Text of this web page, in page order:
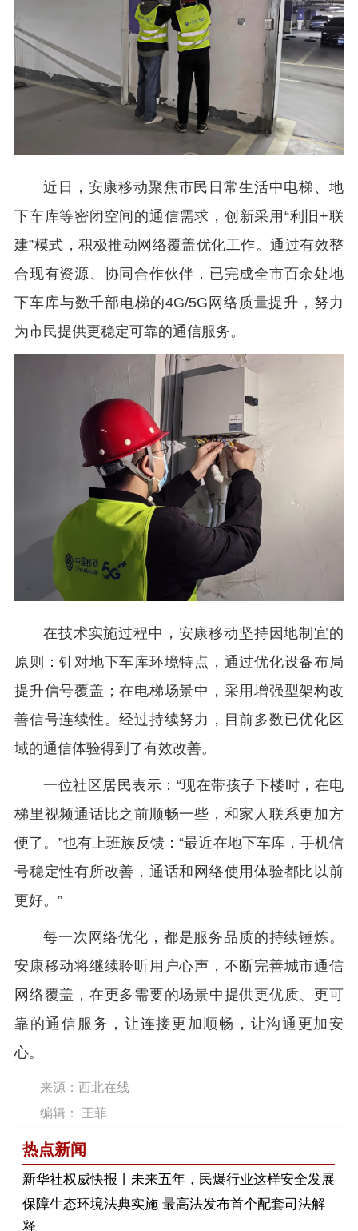
近日，安康移动聚焦市民日常生活中电梯、地
下车库等密闭空间的通信需求，创新采用“利旧+联
建”模式，积极推动网络覆盖优化工作。通过有效整
合现有资源、协同合作伙伴，已完成全市百余处地
下车库与数千部电梯的4G/5G网络质量提升，努力
为市民提供更稳定可靠的通信服务。
在技术实施过程中，安康移动坚持因地制宜的
原则：针对地下车库环境特点，通过优化设备布局
提升信号覆盖；在电梯场景中，采用增强型架构改
善信号连续性。经过持续努力，目前多数已优化区
域的通信体验得到了有效改善。
一位社区居民表示：“现在带孩子下楼时，在电
梯里视频通话比之前顺畅一些，和家人联系更加方
便了。”也有上班族反馈：“最近在地下车库，手机信
号稳定性有所改善，通话和网络使用体验都比以前
更好。”
每一次网络优化，都是服务品质的持续锤炼。
安康移动将继续聆听用户心声，不断完善城市通信
网络覆盖，在更多需要的场景中提供更优质、更可
靠的通信服务，让连接更加顺畅，让沟通更加安
心。
来源：西北在线
编辑： 王菲
热点新闻
​新华社权威快报丨未来五年，民爆行业这样安全发展
保障生态环境法典实施 最高法发布首个配套司法解
释